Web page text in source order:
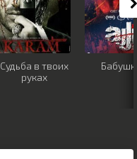
Судьба в твоих
руках